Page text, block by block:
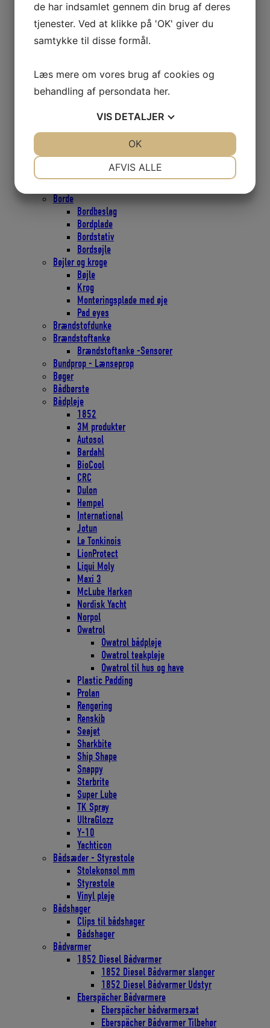
RBB80
BBB20
BBB30
BBB40
S20
S40
High Load
Selden Tilbehør
Blokke, Aluminium
Blokke, Galvaniseret
Blokke, Rustfri
Blokke, Scepter
Borde
Bordbeslag
Bordplade
Bordstativ
Bordsøjle
Bøjler og kroge
Bøjle
Krog
Monteringsplade med øje
Pad eyes
Brændstofdunke
Brændstoftanke
Brændstoftanke -Sensorer
Bundprop - Lænseprop
Bøger
Bådbørste
Bådpleje
1852
3M produkter
Autosol
Bardahl
BioCool
CRC
Dulon
Hempel
International
Jotun
Le Tonkinois
LionProtect
Liqui Moly
Maxi 3
McLube Harken
Nordisk Yacht
Norpol
Owatrol
Owatrol bådpleje
Owatrol teakpleje
Owatrol til hus og have
Plastic Padding
Prolan
Rengøring
Renskib
Seajet
Sharkbite
Ship Shape
Snappy
Starbrite
Super Lube
TK Spray
UltraGlozz
Y-10
Yachticon
Bådsæder - Styrestole
Stolekonsol mm
Styrestole
Vinyl pleje
Bådshager
Clips til bådshager
Bådshager
Bådvarmer
1852 Diesel Bådvarmer
1852 Diesel Bådvarmer slanger
1852 Diesel Bådvarmer Udstyr
Eberspächer Bådvarmere
Eberspächer bådvarmersæt
Eberspächer Bådvarmer Tilbehør
de har indsamlet gennem din brug af deres
tjenester. Ved at klikke på 'OK' giver du
samtykke til disse formål.
Læs mere om vores brug af cookies og
behandling af persondata her.
VIS DETALJER
MARKETING
AFVIS ALLE
OK